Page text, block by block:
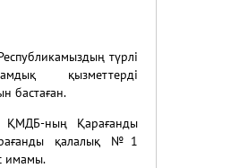
түрлі
қызметтерді
бастаған.
ның Қарағанды
қалалық №1
имамы.